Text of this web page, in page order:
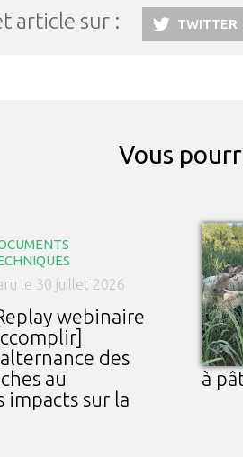
article sur : TWITTER
Vous
le 30 juillet 2026
webinaire
des
au
impacts sur la
à